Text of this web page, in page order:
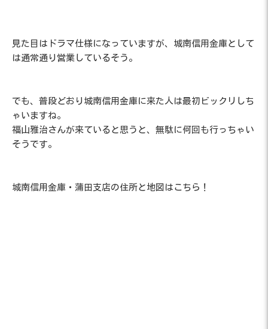
見た目はドラマ仕様になっていますが、城南信用金庫として
は通常通り営業しているそう。
でも、普段どおり城南信用金庫に来た人は最初ビックリしち
ゃいますね。
福山雅治さんが来ていると思うと、無駄に何回も行っちゃい
そうです。
城南信用金庫・蒲田支店の住所と地図はこちら！